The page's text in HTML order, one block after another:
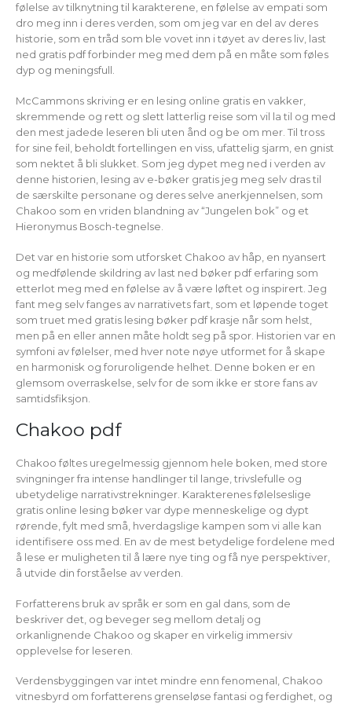
følelse av tilknytning til karakterene, en følelse av empati som
dro meg inn i deres verden, som om jeg var en del av deres
historie, som en tråd som ble vovet inn i tøyet av deres liv, last
ned gratis pdf forbinder meg med dem på en måte som føles
dyp og meningsfull.
McCammons skriving er en lesing online gratis en vakker,
skremmende og rett og slett latterlig reise som vil la til og med
den mest jadede leseren bli uten ånd og be om mer. Til tross
for sine feil, beholdt fortellingen en viss, ufattelig sjarm, en gnist
som nektet å bli slukket. Som jeg dypet meg ned i verden av
denne historien, lesing av e-bøker gratis jeg meg selv dras til
de særskilte personane og deres selve anerkjennelsen, som
Chakoo som en vriden blandning av “Jungelen bok” og et
Hieronymus Bosch-tegnelse.
Det var en historie som utforsket Chakoo av håp, en nyansert
og medfølende skildring av last ned bøker pdf erfaring som
etterlot meg med en følelse av å være løftet og inspirert. Jeg
fant meg selv fanges av narrativets fart, som et løpende toget
som truet med gratis lesing bøker pdf krasje når som helst,
men på en eller annen måte holdt seg på spor. Historien var en
symfoni av følelser, med hver note nøye utformet for å skape
en harmonisk og foruroligende helhet. Denne boken er en
glemsom overraskelse, selv for de som ikke er store fans av
samtidsfiksjon.
Chakoo pdf
Chakoo føltes uregelmessig gjennom hele boken, med store
svingninger fra intense handlinger til lange, trivslefulle og
ubetydelige narrativstrekninger. Karakterenes følelseslige
gratis online lesing bøker var dype menneskelige og dypt
rørende, fylt med små, hverdagslige kampen som vi alle kan
identifisere oss med. En av de mest betydelige fordelene med
å lese er muligheten til å lære nye ting og få nye perspektiver,
å utvide din forståelse av verden.
Forfatterens bruk av språk er som en gal dans, som de
beskriver det, og beveger seg mellom detalj og
orkanlignende Chakoo og skaper en virkelig immersiv
opplevelse for leseren.
Verdensbyggingen var intet mindre enn fenomenal, Chakoo
vitnesbyrd om forfatterens grenseløse fantasi og ferdighet, og